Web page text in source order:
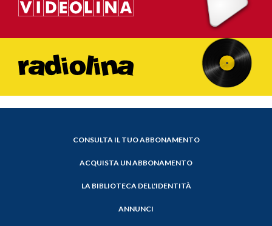
CONSULTA IL TUO ABBONAMENTO
ACQUISTA UN ABBONAMENTO
LA BIBLIOTECA DELL'IDENTITÀ
ANNUNCI